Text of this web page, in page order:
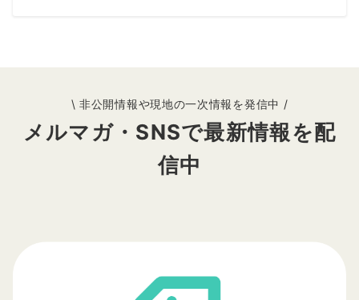
\ 非公開情報や現地の一次情報を発信中 /
メルマガ・SNSで最新情報を配
信中